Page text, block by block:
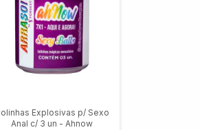
Explosivas p/ Sexo
Anal c/ 3 un - Ahnow